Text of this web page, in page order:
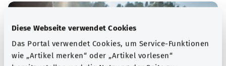
Diese Webseite verwendet Cookies
Das Portal verwendet Cookies, um Service-Funktionen
wie „Artikel merken“ oder „Artikel vorlesen“